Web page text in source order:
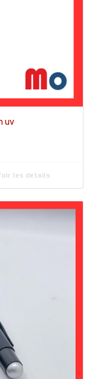
uv
les détails